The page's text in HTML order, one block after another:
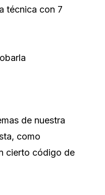
técnica con 7
de nuestra
como
cierto código de